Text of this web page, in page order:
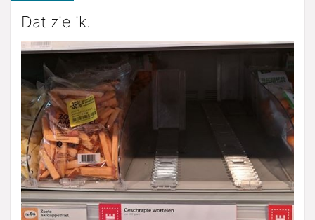
Dat zie ik.